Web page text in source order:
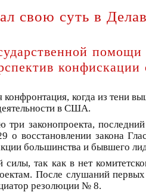
свою суть в
помощи
конфискации
когда из тени
в США.
законопроекта,
о восстановлении закона
большинства и бывшего
так как в нет
После слушаний первых
резолюции № 8.